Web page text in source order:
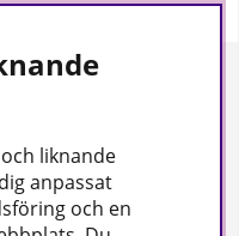
Om oss
och svar
liknande
anpassat
och en